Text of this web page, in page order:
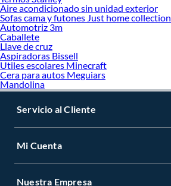
Aire acondicionado sin unidad exterior
Sofas cama y futones Just home collection
Automotriz 3m
Caballete
Llave de cruz
Aspiradoras Bissell
Utiles escolares Minecraft
Cera para autos Meguiars
Mandolina
Servicio al Cliente
Mi Cuenta
Nuestra Empresa